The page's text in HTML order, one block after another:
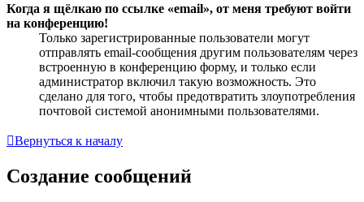
Когда я щёлкаю по ссылке «email», от меня требуют войти
на конференцию!
Только зарегистрированные пользователи могут
отправлять email-сообщения другим пользователям через
встроенную в конференцию форму, и только если
администратор включил такую возможность. Это
сделано для того, чтобы предотвратить злоупотребления
почтовой системой анонимными пользователями.
Вернуться к началу
Создание сообщений